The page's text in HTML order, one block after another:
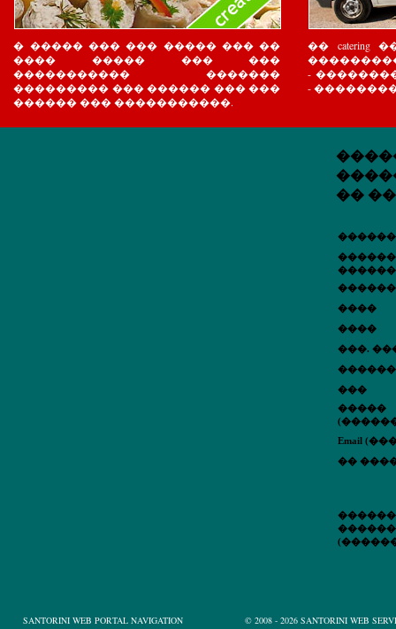
� ����� ��� ��� ����� ��� ��
���� ����� ��� ���
����������� �������
��������� ��� ������ ��� ���
������ ��� �����������.
��
-
-
��
����
����
���.
���
�����
Email
��
SANTORINI WEB PORTAL NAVIGATION © 2008 - 2026 SANTORINI WEB